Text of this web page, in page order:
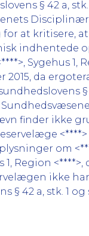
§ 42 a,
at kritisere,
indhentede
Sygehus 1,
2015, da
§
finder ikke
om
1, Region
ikke
§ 42 a, stk. 1 og